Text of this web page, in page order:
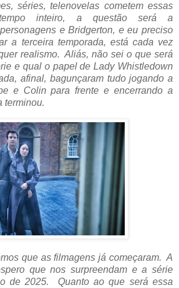
séries, telenovelas cometem essas
inteiro, a questão será a
e Bridgerton, e eu preciso
a terceira temporada, está cada vez
realismo. Aliás, não sei o que será
e qual o papel de Lady Whistledown
afinal, bagunçaram tudo jogando a
e Colin para frente e encerrando a
terminou.
que as filmagens já começaram. A
que nos surpreendam e a série
de 2025. Quanto ao que será essa